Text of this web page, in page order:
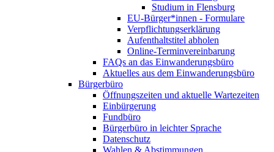
Studium in Flensburg
EU-Bürger*innen - Formulare
Verpflichtungserklärung
Aufenthaltstitel abholen
Online-Terminvereinbarung
FAQs an das Einwanderungsbüro
Aktuelles aus dem Einwanderungsbüro
Bürgerbüro
Öffnungszeiten und aktuelle Wartezeiten
Einbürgerung
Fundbüro
Bürgerbüro in leichter Sprache
Datenschutz
Wahlen & Abstimmungen